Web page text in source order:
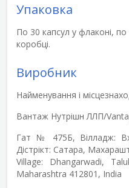
Упаковка
По 30 капсул у флаконі,
коробці.
Виробник
Найменування і
Вантаж Нутрішн ЛЛП/
Гат № 475Б, Вілладж:
Дістрікт: Сатара,
Village: Dhangarwadi,
Maharashtra 412801, India